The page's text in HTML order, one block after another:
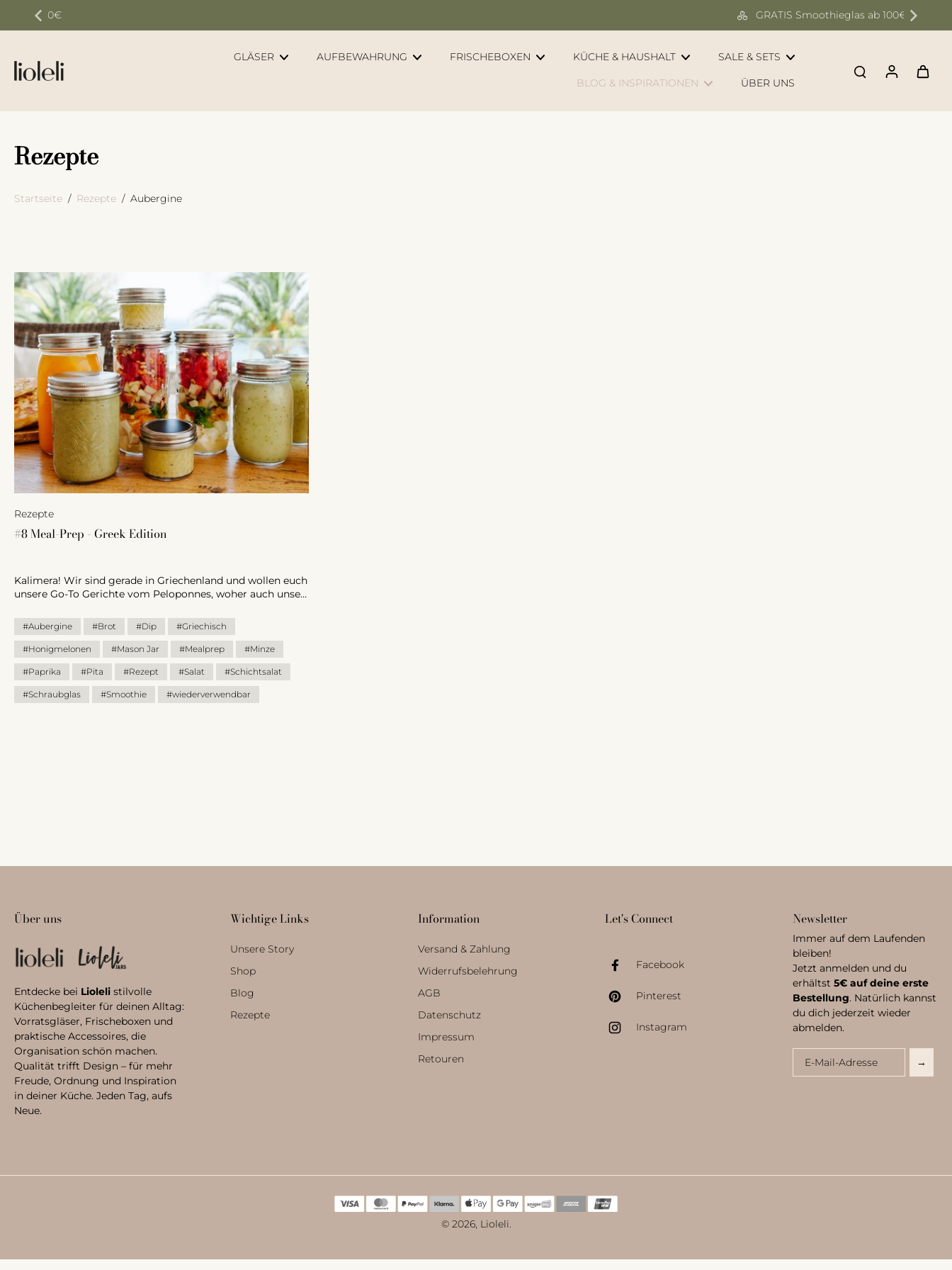
Zum
Inhalt
GLÄSER AUFBEWAHRUNG FRISCHEBOXEN KÜCHE & HAUSHALT SALE & SETS
BLOG & INSPIRATIONEN ÜBER UNS
Rezepte
Startseite / Rezepte / Aubergine
Rezepte
#8 Meal-Prep - Greek Edition
Kalimera! Wir sind gerade in Griechenland und wollen euch
unsere Go-To Gerichte vom Peloponnes, woher auch unser
euch mediterrane, frische Rezepte, die einfach zuzubereiten
sind.
#Aubergine #Brot #Dip #Griechisch
#Honigmelonen #Mason Jar #Mealprep #Minze
#Paprika #Pita #Rezept #Salat #Schichtsalat
#Schraubglas #Smoothie #wiederverwendbar
Über uns
Entdecke bei Lioleli stilvolle
Küchenbegleiter für deinen Alltag:
Vorratsgläser, Frischeboxen und
praktische Accessoires, die
Organisation schön machen.
Qualität trifft Design – für mehr
Freude, Ordnung und Inspiration
in deiner Küche. Jeden Tag, aufs
Neue.
Wichtige Links
Unsere Story
Shop
Blog
Rezepte
Information
Versand & Zahlung
Widerrufsbelehrung
AGB
Datenschutz
Impressum
Retouren
Let's Connect
Facebook
Pinterest
Instagram
Newsletter
Immer auf dem Laufenden
bleiben!
Jetzt anmelden und du
erhältst5€ auf deine erste
Bestellung. Natürlich kannst
du dich jederzeit wieder
abmelden.
→
© 2026, Lioleli.